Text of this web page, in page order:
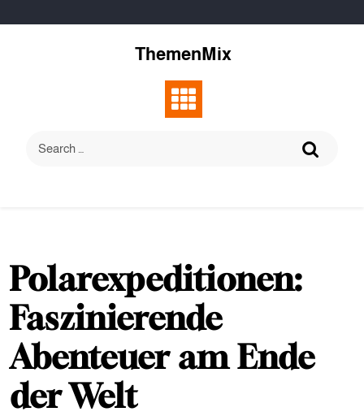
to
ThemenMix
Polarexpeditionen:
Faszinierende
Abenteuer am Ende
der Welt